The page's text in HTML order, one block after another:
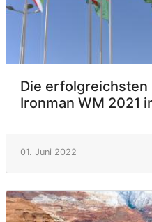
Die
Ironman WM 2021
01. Juni 2022